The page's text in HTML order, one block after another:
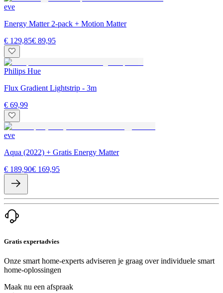
eve
Energy Matter 2-pack + Motion Matter
€ 129,85€ 89,95
Philips Hue
Flux Gradient Lightstrip - 3m
€ 69,99
eve
Aqua (2022) + Gratis Energy Matter
€ 189,90€ 169,95
Gratis expertadvies
Onze smart home-experts adviseren je graag over individuele smart
home-oplossingen
Maak nu een afspraak